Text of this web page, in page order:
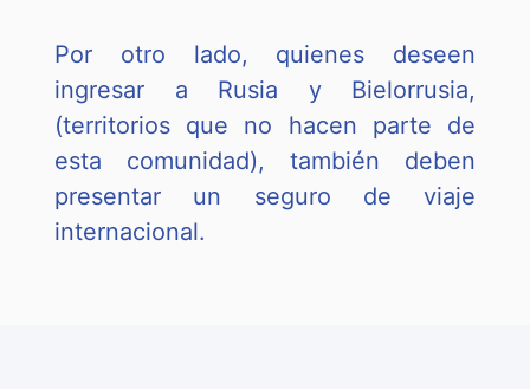
Por otro lado, quienes deseen
ingresar a Rusia y Bielorrusia,
(territorios que no hacen parte de
esta comunidad), también deben
presentar un seguro de viaje
internacional.